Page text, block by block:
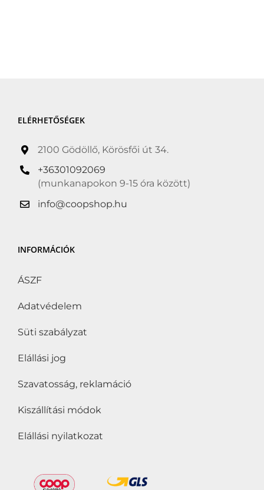
ELÉRHETŐSÉGEK
2100 Gödöllő, Körösfői út 34.
+36301092069
(munkanapokon 9-15 óra között)
info@coopshop.hu
INFORMÁCIÓK
ÁSZF
Adatvédelem
Süti szabályzat
Elállási jog
Szavatosság, reklamáció
Kiszállítási módok
Elállási nyilatkozat